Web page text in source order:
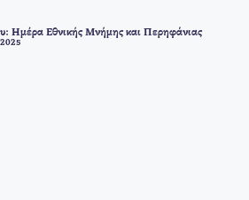
Ημέρα Εθνικής Μνήμης και Περηφάνιας